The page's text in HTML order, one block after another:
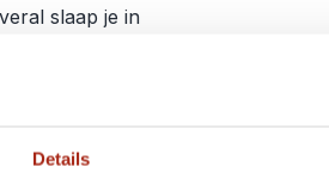
Details
slaap je in
is ook tijd voor de
ruïnes naar de